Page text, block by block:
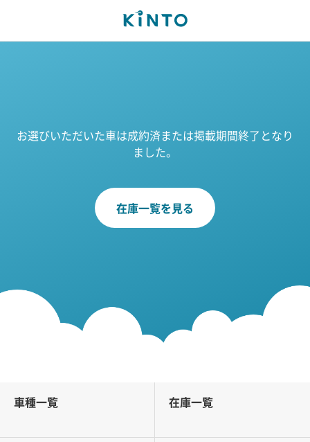
お選びいただいた車は成約済または掲載期間終了となり
ました。
在庫一覧を見る
車種一覧 在庫一覧